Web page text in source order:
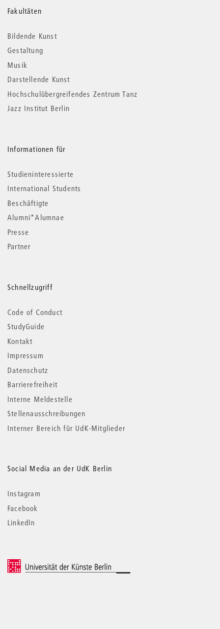
Weitere
Informationen
Fakultäten
Bildende Kunst
Gestaltung
Musik
Darstellende Kunst
Hochschulübergreifendes Zentrum Tanz
Jazz Institut Berlin
Informationen für
Studieninteressierte
International Students
Beschäftigte
Alumni*Alumnae
Presse
Partner
Schnellzugriff
Code of Conduct
StudyGuide
Kontakt
Impressum
Datenschutz
Barrierefreiheit
Interne Meldestelle
Stellenausschreibungen
Interner Bereich für UdK-Mitglieder
Social Media an der UdK Berlin
Instagram
Facebook
LinkedIn
© 2026 Universität der Künste Berlin